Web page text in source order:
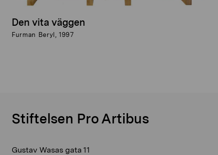
Den vita väggen
Furman Beryl, 1997
Stiftelsen Pro Artibus
Gustav Wasas gata 11